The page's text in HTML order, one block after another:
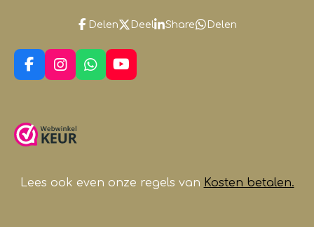
Delen Deel Share Delen
F
a
b
o
I
n
a
g
m
W
h
Y
o
Lees ook even onze regels van Kosten betalen.